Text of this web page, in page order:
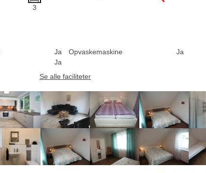
3
Ja
Ja
Opvaskemaskine Ja
Se alle faciliteter